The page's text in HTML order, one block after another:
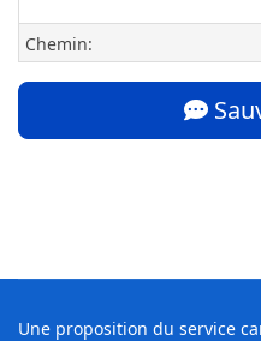
Chemin:
Une proposition du service